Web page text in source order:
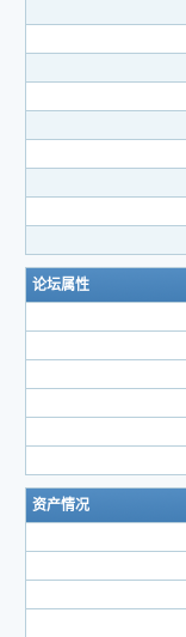
论坛属性
资产情况